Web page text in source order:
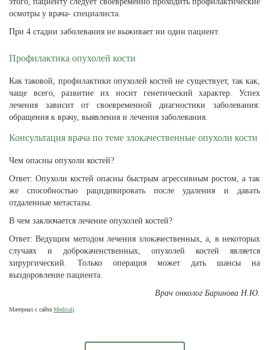
осмотры у врача- специалиста.
При 4 стадии заболевания не выживает ни один пациент.
Профилактика опухолей кости
Как таковой, профилактики опухолей костей не существует, так как,
чаще всего, развитие их носит генетический характер. Успех
лечения зависит от своевременной диагностики заболевания:
обращения к врачу, выявления и лечения заболевания.
Консультация врача по теме злокачественные опухоли кости
Чем опасны опухоли костей?
Ответ: Опухоли костей опасны быстрым агрессивным ростом, а так
же способностью рацидивировать после удаления и давать
отдаленные метастазы.
В чем заключается лечение опухолей костей?
Ответ: Ведущим методом лечения злокачественных, а, в некоторых
случаях и доброкаченственных, опухолей костей является
хирургический. Только операция может дать шансы на
выздоровление пациента.
Врач онколог Баринова Н.Ю.
Материал с сайта Medicalj